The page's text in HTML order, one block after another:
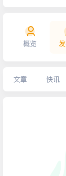
概览
文章 快讯